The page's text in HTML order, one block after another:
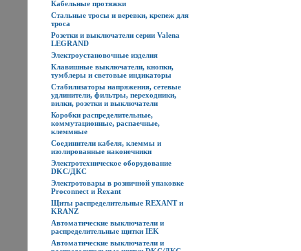
Кабельные протяжки
Стальные тросы и веревки, крепеж для
троса
Розетки и выключатели серии Valena
LEGRAND
Электроустановочные изделия
Клавишные выключатели, кнопки,
тумблеры и световые индикаторы
Стабилизаторы напряжения, сетевые
удлинители, фильтры, переходники,
вилки, розетки и выключатели
Коробки распределительные,
коммутационные, распаечные,
клеммные
Соединители кабеля, клеммы и
изолированные наконечники
Электротехническое оборудование
DKC/ДКС
Электротовары в розничной упаковке
Proconnect и Rexant
Щиты распределительные REXANT и
KRANZ
Автоматические выключатели и
распределительные щитки IEK
Автоматические выключатели и